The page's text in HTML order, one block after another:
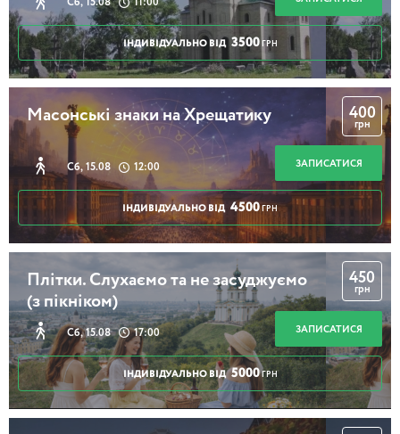
Сб, 15.08 11:00
ІНДИВІДУАЛЬНО ВІД 3500 ГРН
Масонські знаки на Хрещатику
Сб, 15.08 12:00
400
грн
ЗАПИСАТИСЯ
ІНДИВІДУАЛЬНО ВІД 4500 ГРН
Плітки. Слухаємо та не засуджуємо
(з пікніком)
Сб, 15.08 17:00
450
грн
ЗАПИСАТИСЯ
ІНДИВІДУАЛЬНО ВІД 5000 ГРН